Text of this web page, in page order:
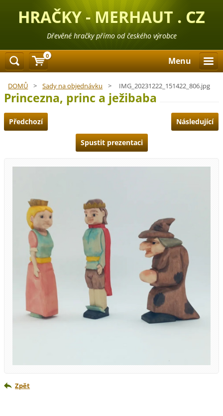
HRAČKY - MERHAUT . CZ
Dřevěné hračky přímo od českého výrobce
Menu
DOMŮ > Sady na objednávku > IMG_20231222_151422_806.jpg
Princezna, princ a ježibaba
Předchozí Následující
Spustit prezentaci
Zpět
0